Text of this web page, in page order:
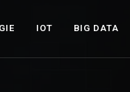
IOT BIG DATA